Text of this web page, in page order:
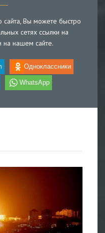
Вы можете быстро
сетях ссылки на
на нашем сайте.
Одноклассники
WhatsApp